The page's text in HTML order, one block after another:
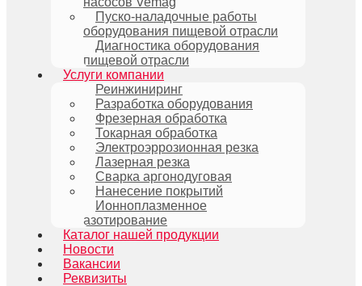
Пуско-наладочные работы
оборудования пищевой отрасли
Диагностика оборудования
пищевой отрасли
Услуги компании
Реинжиниринг
Разработка оборудования
Фрезерная обработка
Токарная обработка
Электроэррозионная резка
Лазерная резка
Сварка аргонодуговая
Нанесение покрытий
Ионноплазменное
азотирование
Каталог нашей продукции
Новости
Вакансии
Реквизиты